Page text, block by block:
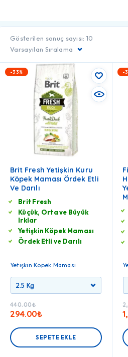
Gösterilen sonuç sayısı: 10
Varsayılan Sıralama
-33%
Brit Fresh Yetişkin Kuru
Köpek Maması Ördek Etli
Ve Darılı
Brit Fresh
Küçük, Orta ve Büyük
Irklar
Yetişkin Köpek Maması
Ördek Etli ve Darılı
Yetişkin Köpek Maması
440.00₺
294.00₺
SEPETE EKLE
-